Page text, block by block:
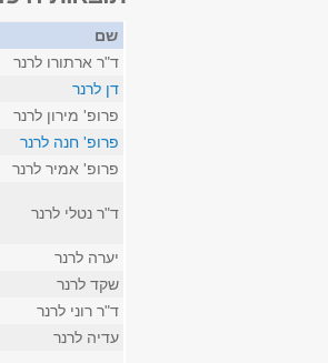
שם
ד"ר ארתורו לרנר
דן לרנר
פרופ' מירון לרנר
פרופ' חנה לרנר
פרופ' אמיר לרנר
ד"ר נטלי לרנר
יערה לרנר
שקד לרנר
ד"ר רוני לרנר
עדיה לרנר